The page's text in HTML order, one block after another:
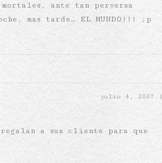
mortales, ante tan perversa
mas tarde… EL MUNDO!!! ;p
julio 4, 2007 |
a sus cliente para que